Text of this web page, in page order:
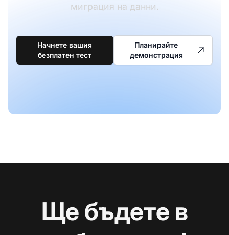
миграция на данни.
Начнете вашия
безплатен тест
Планирайте
демонстрация
Ще бъдете в